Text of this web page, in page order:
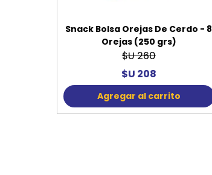
Snack Bolsa Orejas De Cerdo - 8
Orejas (250 grs)
$U 260
$U 208
Agregar al carrito